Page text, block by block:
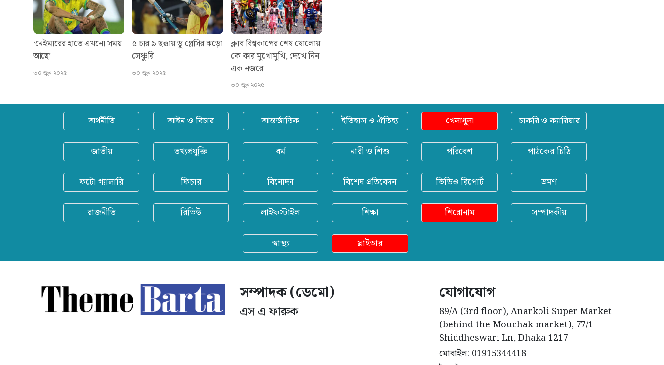
‘নেইমারের হাতে এখনো সময়
আছে’
৩০ জুন ২০২৫
৫ চার ৯ ছক্কায় ডু প্লেসির ঝড়ো
সেঞ্চুরি
৩০ জুন ২০২৫
ক্লাব বিশ্বকাপের শেষ ষোলোয়
কে কার মুখোমুখি, দেখে নিন
এক নজরে
৩০ জুন ২০২৫
অর্থনীতি আইন ও বিচার আন্তর্জাতিক ইতিহাস ও ঐতিহ্য খেলাধুলা চাকরি ও ক্যারিয়ার
জাতীয় তথ্যপ্রযুক্তি ধর্ম নারী ও শিশু পরিবেশ পাঠকের চিঠি
ফটো গ্যালারি ফিচার বিনোদন বিশেষ প্রতিবেদন ভিডিও রিপোর্ট ভ্রমণ
রাজনীতি রিভিউ লাইফস্টাইল শিক্ষা শিরোনাম সম্পাদকীয়
স্বাস্থ্য স্লাইডার
সম্পাদক (ডেমো)
এস এ ফারুক
যোগাযোগ
89/A (3rd floor), Anarkoli Super Market
(behind the Mouchak market), 77/1
Shiddheswari Ln, Dhaka 1217
মোবাইল: 01915344418